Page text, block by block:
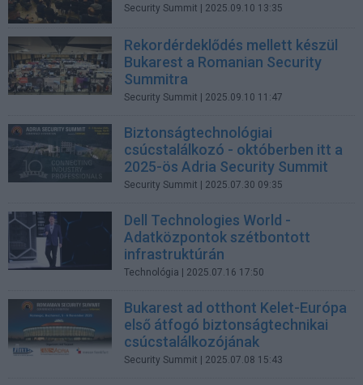
Security Summit | 2025.09.10 13:35
Rekordérdeklődés mellett készül
Bukarest a Romanian Security
Summitra
Security Summit | 2025.09.10 11:47
Biztonságtechnológiai
csúcstalálkozó - októberben itt a
2025-ös Adria Security Summit
Security Summit | 2025.07.30 09:35
Dell Technologies World -
Adatközpontok szétbontott
infrastruktúrán
Technológia | 2025.07.16 17:50
Bukarest ad otthont Kelet-Európa
első átfogó biztonságtechnikai
csúcstalálkozójának
Security Summit | 2025.07.08 15:43